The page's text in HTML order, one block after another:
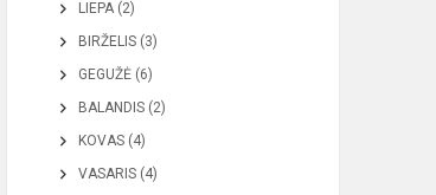
LIEPA (2)
BIRŽELIS (3)
GEGUŽĖ (6)
BALANDIS (2)
KOVAS (4)
VASARIS (4)